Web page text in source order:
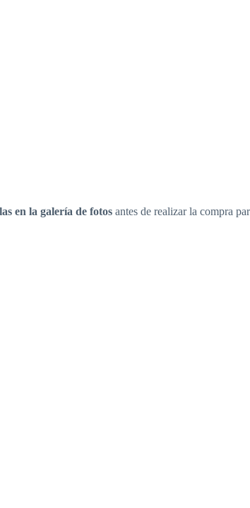
en la galería de fotos antes de realizar la compra